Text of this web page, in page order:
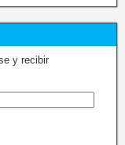
y recibir